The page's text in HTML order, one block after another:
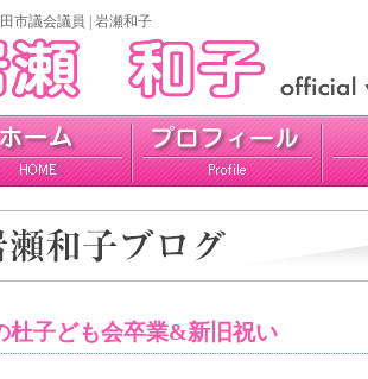
市議会議員 | 岩瀬和子
政策 活動報告
杜子ども会卒業&新旧祝い